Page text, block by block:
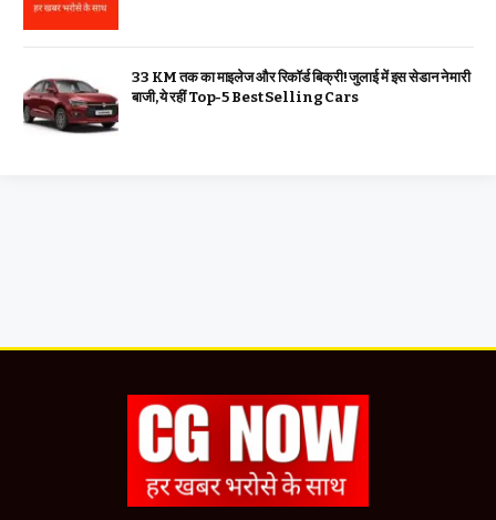
33 KM तक का माइलेज और रिकॉर्ड बिक्री! जुलाई में इस सेडान ने मारी
बाजी, ये रहीं Top-5 Best Selling Cars